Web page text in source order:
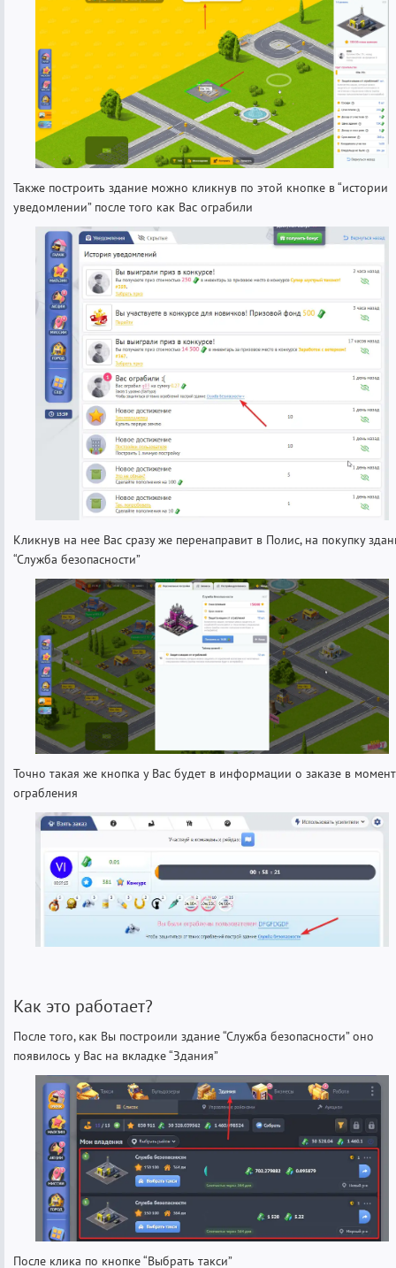
Также построить здание можно кликнув по этой кнопке в “истории
уведомлении” после того как Вас ограбили
Кликнув на нее Вас сразу же перенаправит в Полис, на покупку
“Служба безопасности”
Точно такая же кнопка у Вас будет в информации о заказе в момент
ограбления
Как это работает?
После того, как Вы построили здание “Служба безопасности” оно
появилось у Вас на вкладке “Здания”
После клика по кнопке “Выбрать такси”